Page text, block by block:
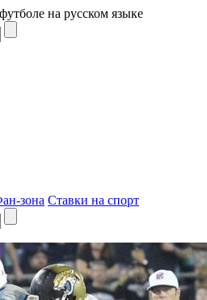
на русском языке
зона Ставки на спорт